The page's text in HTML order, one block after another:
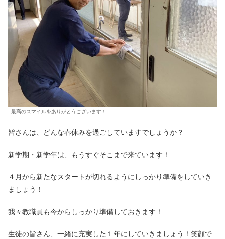
最高のスマイルをありがとうございます！
皆さんは、どんな春休みを過ごしていますでしょうか？
新学期・新学年は、もうすぐそこまで来ています！
４月から新たなスタートが切れるようにしっかり準備をしていき
ましょう！
我々教職員も今からしっかり準備しておきます！
生徒の皆さん、一緒に充実した１年にしていきましょう！笑顔で